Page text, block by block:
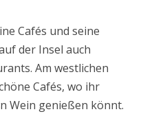
Cafés und seine
der Insel auch
Am westlichen
Cafés, wo ihr
Wein genießen könnt.